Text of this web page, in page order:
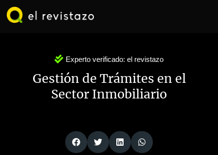
Experto verificado: el revistazo
Gestión de Trámites en el
Sector Inmobiliario